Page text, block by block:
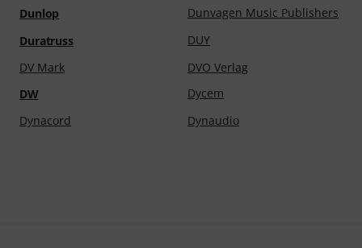
Dunlop
Dunvagen Music Publishers
Duratruss
DUY
DV Mark
DVO Verlag
DW
Dycem
Dynacord
Dynaudio